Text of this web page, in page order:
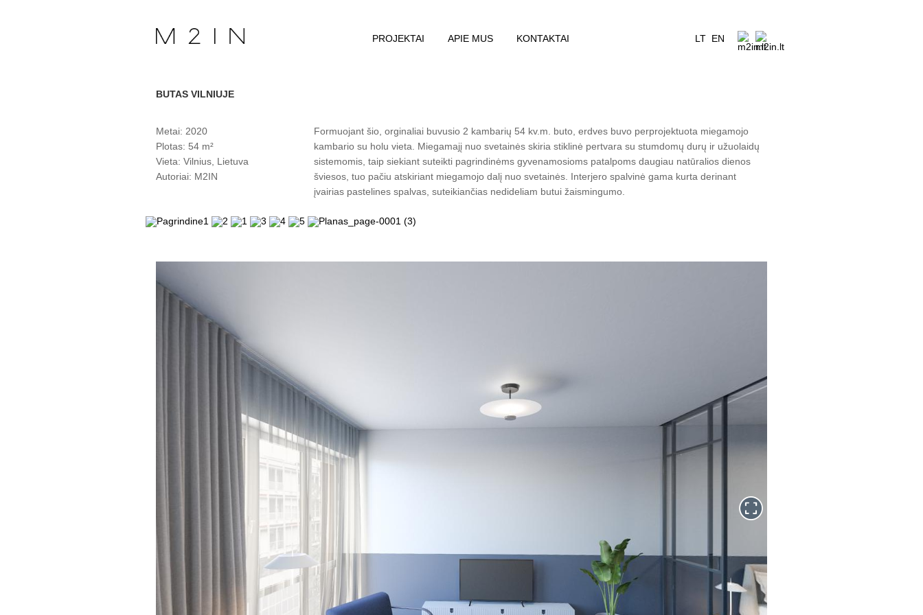
PROJEKTAI APIE MUS KONTAKTAI LT EN
BUTAS VILNIUJE
Metai: 2020
Plotas: 54 m²
Vieta: Vilnius, Lietuva
Autoriai: M2IN
Formuojant šio, orginaliai buvusio 2 kambarių 54 kv.m. buto, erdves buvo perprojektuota miegamojo
kambario su holu vieta. Miegamajį nuo svetainės skiria stiklinė pertvara su stumdomų durų ir užuolaidų
sistemomis, taip siekiant suteikti pagrindinėms gyvenamosioms patalpoms daugiau natūralios dienos
šviesos, tuo pačiu atskiriant miegamojo dalį nuo svetainės. Interjero spalvinė gama kurta derinant
įvairias pastelines spalvas, suteikiančias nedideliam butui žaismingumo.